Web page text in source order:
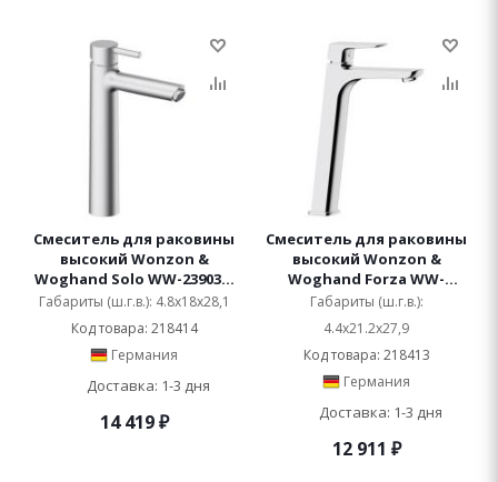
Смеситель для раковины
высокий Wonzon &
Woghand Solo WW-239032-
BN
Габариты (ш.г.в.): 4.8x18x28,1
Код товара: 218414
Германия
Доставка: 1-3 дня
14 419₽
Смеситель для раковины
высокий Wonzon &
Woghand Forza WW-
239031-CR
Габариты (ш.г.в.):
4.4x21.2x27,9
Код товара: 218413
Германия
Доставка: 1-3 дня
12 911 ₽